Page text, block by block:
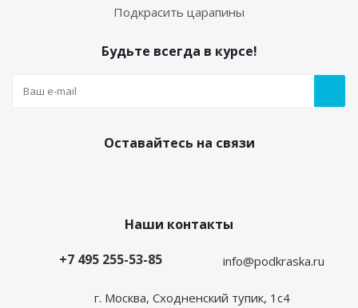
Подкрасить царапины
Будьте всегда в курсе!
Оставайтесь на связи
Наши контакты
+7 495 255-53-85
info@podkraska.ru
г. Москва, Сходненский тупик, 1с4